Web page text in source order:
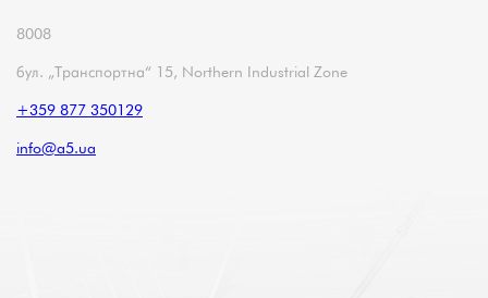
8008
бул. „Транспортна“ 15, Northern Industrial Zone
+359 877 350129
info@a5.ua